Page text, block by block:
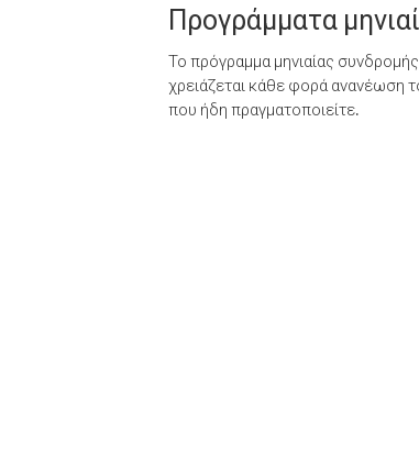
Προγράμματα
Το πρόγραμμα μηνιαίας
χρειάζεται κάθε φορά ανανέωση
που ήδη πραγματοποιείτε.